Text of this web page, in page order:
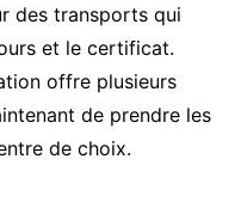
des transports qui
et le certificat.
offre plusieurs
de prendre les
de choix.